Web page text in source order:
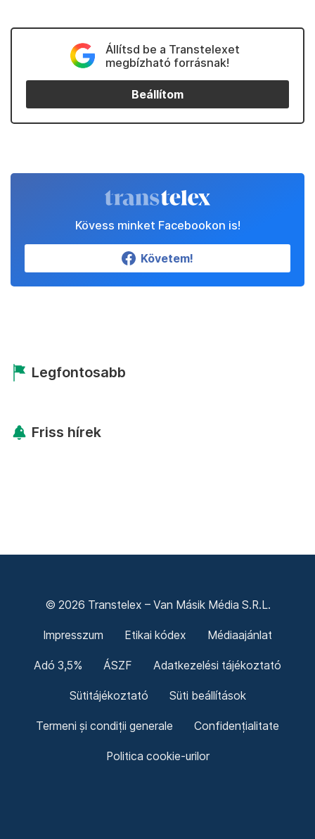
Állítsd be a Transtelexet
megbízható forrásnak!
Beállítom
Kövess minket Facebookon is!
Követem!
Legfontosabb
Friss hírek
© 2026 Transtelex – Van Másik Média S.R.L.
Impresszum Etikai kódex Médiaajánlat
Adó 3,5% ÁSZF Adatkezelési tájékoztató
Sütitájékoztató Süti beállítások
Termeni și condiții generale Confidențialitate
Politica cookie-urilor